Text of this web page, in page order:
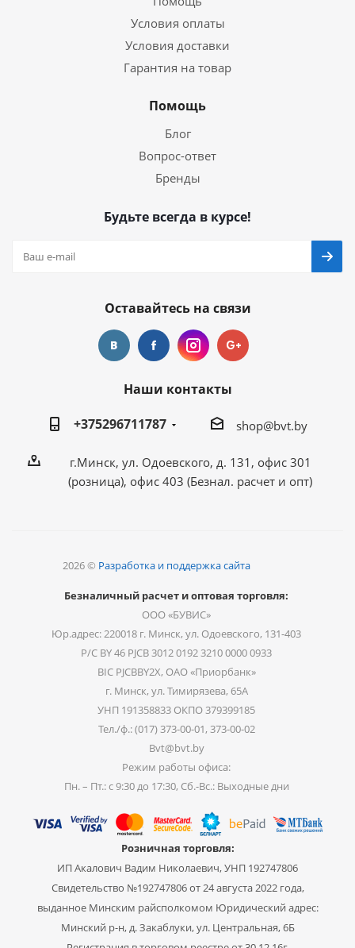
Условия оплаты
Условия доставки
Гарантия на товар
Помощь
Блог
Вопрос-ответ
Бренды
Будьте всегда в курсе!
Оставайтесь на связи
Наши контакты
+375296711787
shop@bvt.by
г.Минск, ул. Одоевского, д. 131, офис 301
(розница), офис 403 (Безнал. расчет и опт)
2026 © Разработка и поддержка сайта
Безналичный расчет и оптовая торговля:
ООО «БУВИС»
Юр.адрес: 220018 г. Минск, ул. Одоевского, 131-403
Р/С BY 46 PJCB 3012 0192 3210 0000 0933
BIC PJCBBY2X, ОАО «Приорбанк»
г. Минск, ул. Тимирязева, 65А
УНП 191358833 ОКПО 379399185
Тел./ф.: (017) 373-00-01, 373-00-02
Bvt@bvt.by
Режим работы офиса:
Пн. – Пт.: с 9:30 до 17:30, Сб.-Вс.: Выходные дни
Розничная торговля:
ИП Акалович Вадим Николаевич, УНП 192747806
Свидетельство №192747806 от 24 августа 2022 года,
выданное Минским райсполкомом Юридический адрес:
Минский р-н, д. Закаблуки, ул. Центральная, 6Б